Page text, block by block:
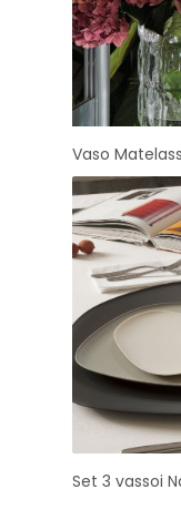
Vaso
Set 3 vassoi